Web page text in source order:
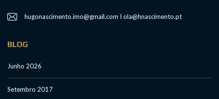
hugonascimento.imo@gmail.com I ola@hnascimento.pt
BLOG
Junho 2026
Setembro 2017